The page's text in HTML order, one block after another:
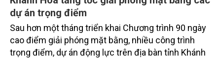
dự án trọng điểm
Sau hơn một tháng triển khai Chương trình 90 ngày
cao điểm giải phóng mặt bằng, nhiều công trình
trọng điểm, dự án động lực trên địa bàn tỉnh Khánh